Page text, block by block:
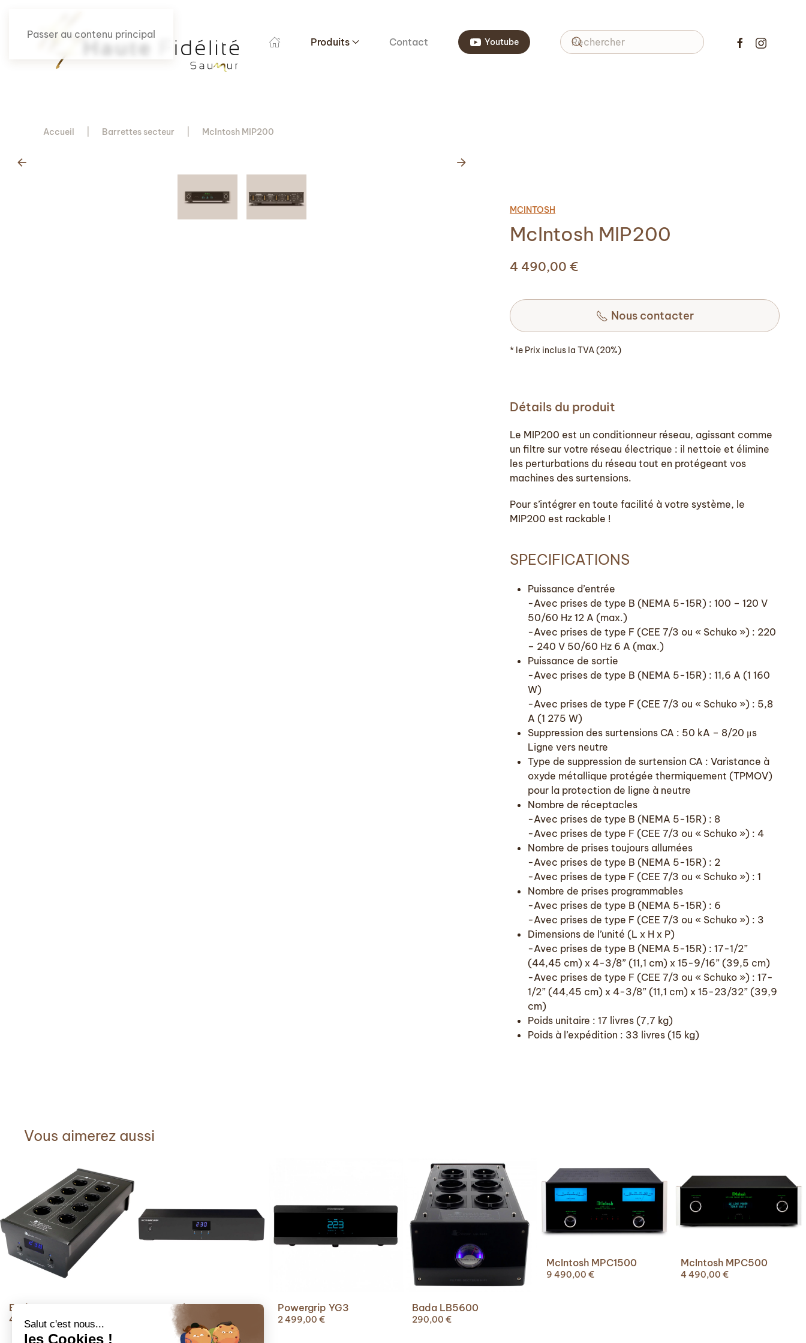
Passer au contenu principal
Produits Contact Youtube
Accueil Barrettes secteur McIntosh MIP200
MCINTOSH
McIntosh MIP200
4 490,00€
Nous contacter
* le Prix inclus la TVA (20%)
Détails du produit
Le MIP200 est un conditionneur réseau, agissant comme
un filtre sur votre réseau électrique : il nettoie et élimine
les perturbations du réseau tout en protégeant vos
machines des surtensions.
Pour s’intégrer en toute facilité à votre système, le
MIP200 est rackable !
SPECIFICATIONS
Puissance d’entrée
-Avec prises de type B (NEMA 5-15R) : 100 – 120 V
50/60 Hz 12 A (max.)
-Avec prises de type F (CEE 7/3 ou « Schuko ») : 220
– 240 V 50/60 Hz 6 A (max.)
Puissance de sortie
-Avec prises de type B (NEMA 5-15R) : 11,6 A (1 160
W)
-Avec prises de type F (CEE 7/3 ou « Schuko ») : 5,8
A (1 275 W)
Suppression des surtensions CA : 50 kA – 8/20 μs
Ligne vers neutre
Type de suppression de surtension CA : Varistance à
oxyde métallique protégée thermiquement (TPMOV)
pour la protection de ligne à neutre
Nombre de réceptacles
-Avec prises de type B (NEMA 5-15R) : 8
-Avec prises de type F (CEE 7/3 ou « Schuko ») : 4
Nombre de prises toujours allumées
-Avec prises de type B (NEMA 5-15R) : 2
-Avec prises de type F (CEE 7/3 ou « Schuko ») : 1
Nombre de prises programmables
-Avec prises de type B (NEMA 5-15R) : 6
-Avec prises de type F (CEE 7/3 ou « Schuko ») : 3
Dimensions de l’unité (L x H x P)
-Avec prises de type B (NEMA 5-15R) : 17-1/2”
(44,45 cm) x 4-3/8” (11,1 cm) x 15-9/16” (39,5 cm)
-Avec prises de type F (CEE 7/3 ou « Schuko ») : 17-
1/2” (44,45 cm) x 4-3/8” (11,1 cm) x 15-23/32” (39,9
cm)
Poids unitaire : 17 livres (7,7 kg)
Poids à l’expédition : 33 livres (15 kg)
Vous aimerez aussi
Bada LB6610
499,00€
Powergrip yg2
985,00€
Powergrip YG3
2 499,00 €
Bada LB5600
290,00 €
McIntosh MPC1500
9 490,00 €
McIntosh MPC500
4 490,00 €